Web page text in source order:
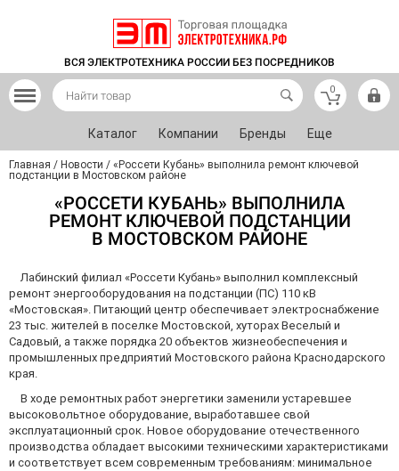
ВСЯ ЭЛЕКТРОТЕХНИКА РОССИИ БЕЗ ПОСРЕДНИКОВ
0
Каталог Компании Бренды Еще
Главная / Новости / «Россети Кубань» выполнила ремонт ключевой
подстанции в Мостовском районе
«РОССЕТИ КУБАНЬ» ВЫПОЛНИЛА
РЕМОНТ КЛЮЧЕВОЙ ПОДСТАНЦИИ
В МОСТОВСКОМ РАЙОНЕ
Лабинский филиал «Россети Кубань» выполнил комплексный
ремонт энергооборудования на подстанции (ПС) 110 кВ
«Мостовская». Питающий центр обеспечивает электроснабжение
23 тыс. жителей в поселке Мостовской, хуторах Веселый и
Садовый, а также порядка 20 объектов жизнеобеспечения и
промышленных предприятий Мостовского района Краснодарского
края.
В ходе ремонтных работ энергетики заменили устаревшее
высоковольтное оборудование, выработавшее свой
эксплуатационный срок. Новое оборудование отечественного
производства обладает высокими техническими характеристиками
и соответствует всем современным требованиям: минимальное